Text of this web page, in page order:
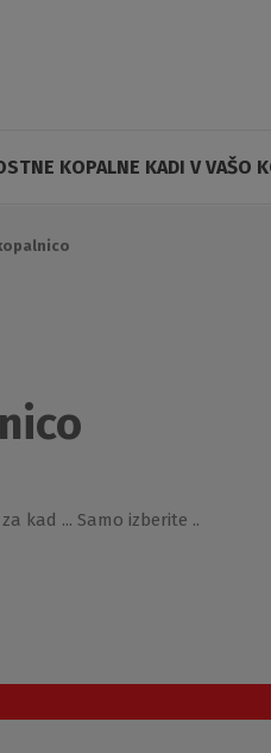
KOPALNE KADI V VAŠO
kad ... Samo izberite ..